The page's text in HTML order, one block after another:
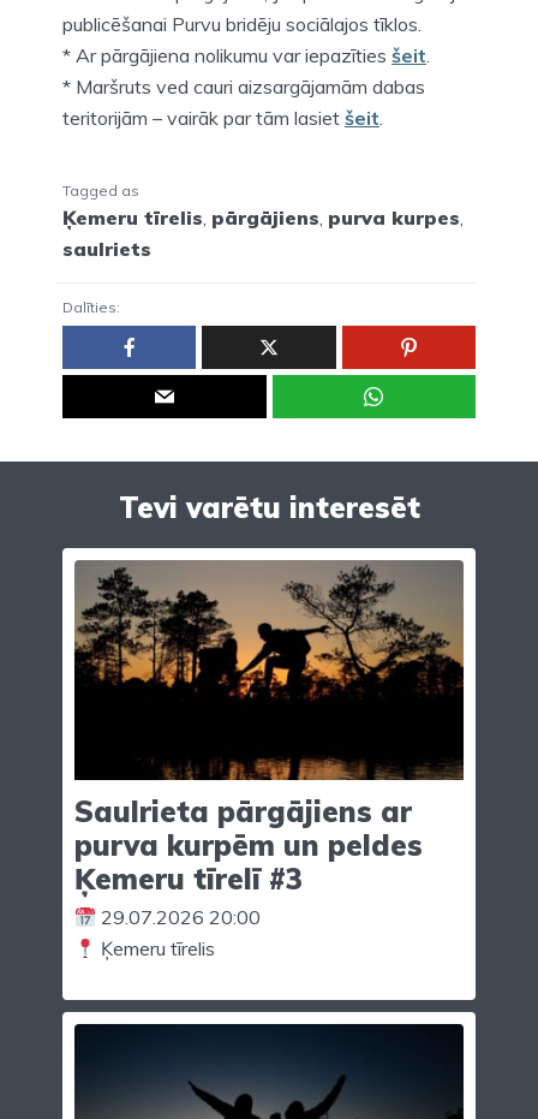
publicēšanai Purvu bridēju sociālajos tīklos.
* Ar pārgājiena nolikumu var iepazīties šeit
* Maršruts ved cauri aizsargājamām dabas
teritorijām – vairāk par tām lasiet šeit
Tagged as
Ķemeru tīrelis, pārgājiens, purva kurpes,
saulriets
Dalīties:
Tevi varētu interesēt
Saulrieta pārgājiens ar
purva kurpēm un peldes
Ķemeru tīrelī #3
29.07.2026 20:00
Ķemeru tīrelis